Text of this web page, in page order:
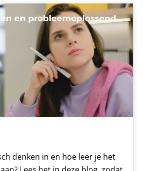
en probleemoplossend
denken in en hoe leer je het